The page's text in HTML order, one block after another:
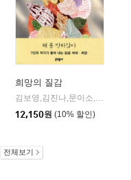
창비교육
희망의 질감
김보영,김진나,문이소,윤성희,은소홀,이금이,진형민 공저/유영진 편
12,150원 (10% 할인)
전체보기